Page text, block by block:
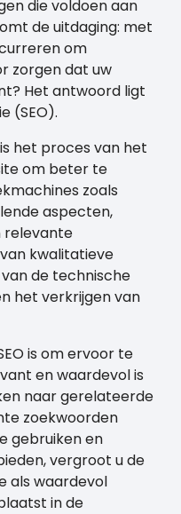
die voldoen aan
de uitdaging: met
om
zorgen dat uw
Het antwoord ligt
(SEO).
het proces van het
om beter te
zoals
aspecten,
relevante
kwalitatieve
de technische
het verkrijgen van
is om ervoor te
en waardevol is
naar gerelateerde
zoekwoorden
gebruiken en
vergroot u de
als waardevol
in de